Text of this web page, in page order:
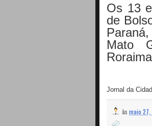
Os 13
de
Mato
Jornal da
às maio 27,